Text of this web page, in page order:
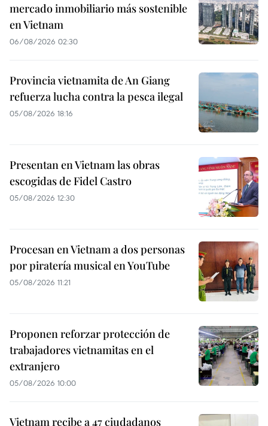
mercado inmobiliario más sostenible
en Vietnam
06/08/2026 02:30
Provincia vietnamita de An Giang
refuerza lucha contra la pesca ilegal
05/08/2026 18:16
Presentan en Vietnam las obras
escogidas de Fidel Castro
05/08/2026 12:30
Procesan en Vietnam a dos personas
por piratería musical en YouTube
05/08/2026 11:21
Proponen reforzar protección de
trabajadores vietnamitas en el
extranjero
05/08/2026 10:00
Vietnam recibe a 47 ciudadanos